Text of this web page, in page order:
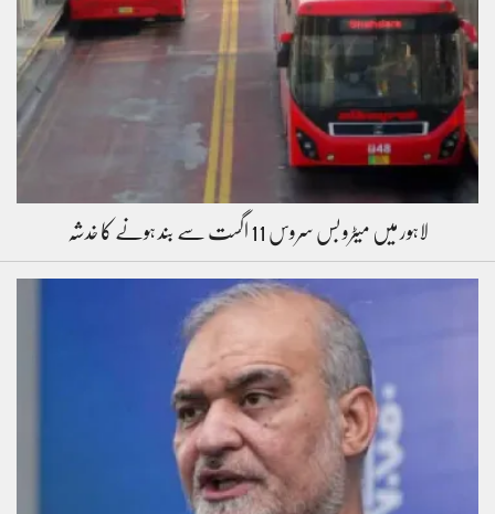
لاہور میں میٹرو بس سروس 11 اگست سے بند ہونے کا خدشہ